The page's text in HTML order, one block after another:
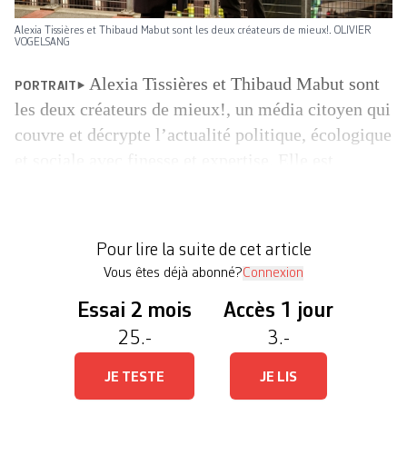
Alexia Tissières et Thibaud Mabut sont les deux créateurs de mieux!. OLIVIER
VOGELSANG
PORTRAIT
Alexia Tissières et Thibaud Mabut sont
les deux créateurs de mieux!, un média citoyen qui
couvre et décrypte l’actualité politique, écologique
Pour lire la suite de cet article
Vous êtes déjà abonné?Connexion
Essai 2 mois
25.-
JE TESTE
Accès 1 jour
3.-
JE LIS